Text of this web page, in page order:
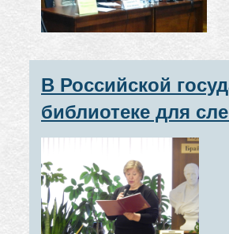
В Российской
библиотеке для
состоялся вечер
лет:
цикла "Вахта
посвященный 70-